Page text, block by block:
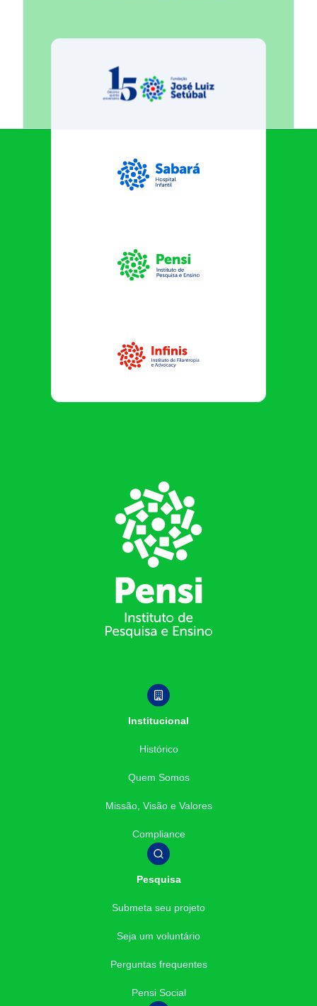
Fundação José Luiz Egydio
Sabará Hospital Infantil
Instituto Pensi
Infinis
Institucional
Histórico
Quem Somos
Missão, Visão e Valores
Compliance
Pesquisa
Submeta seu projeto
Seja um voluntário
Perguntas frequentes
Pensi Social